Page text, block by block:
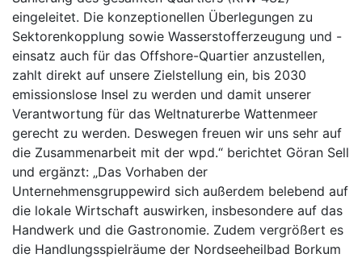
eingeleitet. Die konzeptionellen Überlegungen zu
Sektorenkopplung sowie Wasserstofferzeugung und -
einsatz auch für das Offshore-Quartier anzustellen,
zahlt direkt auf unsere Zielstellung ein, bis 2030
emissionslose Insel zu werden und damit unserer
Verantwortung für das Weltnaturerbe Wattenmeer
gerecht zu werden. Deswegen freuen wir uns sehr auf
die Zusammenarbeit mit der wpd.“ berichtet Göran Sell
und ergänzt: „Das Vorhaben der
Unternehmensgruppewird sich außerdem belebend auf
die lokale Wirtschaft auswirken, insbesondere auf das
Handwerk und die Gastronomie. Zudem vergrößert es
die Handlungsspielräume der Nordseeheilbad Borkum